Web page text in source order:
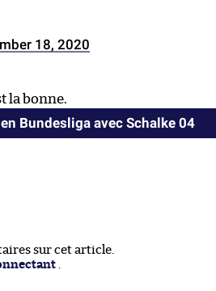
18, 2020
la bonne.
Bundesliga avec Schalke 04
sur cet article.